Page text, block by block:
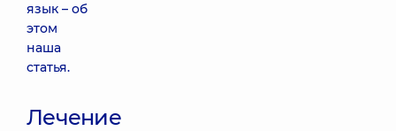
язык – об
этом
наша
статья.
Лечение